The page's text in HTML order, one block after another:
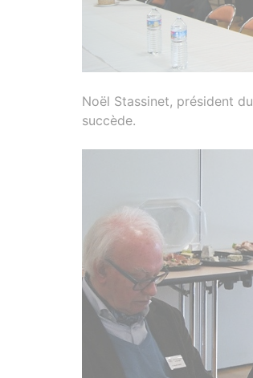
Noël Stassinet, président du
succède.